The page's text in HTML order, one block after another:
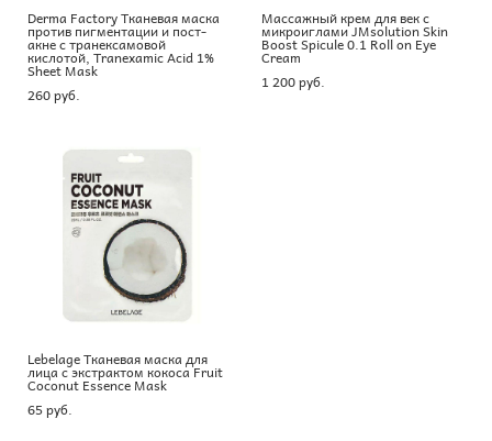
Derma Factory Тканевая маска
против пигментации и пост-
акне с транексамовой
кислотой, Tranexamic Acid 1%
Sheet Mask
260 pуб.
Массажный крем для век с
микроиглами JMsolution Skin
Boost Spicule 0.1 Roll on Eye
Cream
1 200 pуб.
Lebelage Тканевая маска для
лица с экстрактом кокоса Fruit
Coconut Essence Mask
65 pуб.